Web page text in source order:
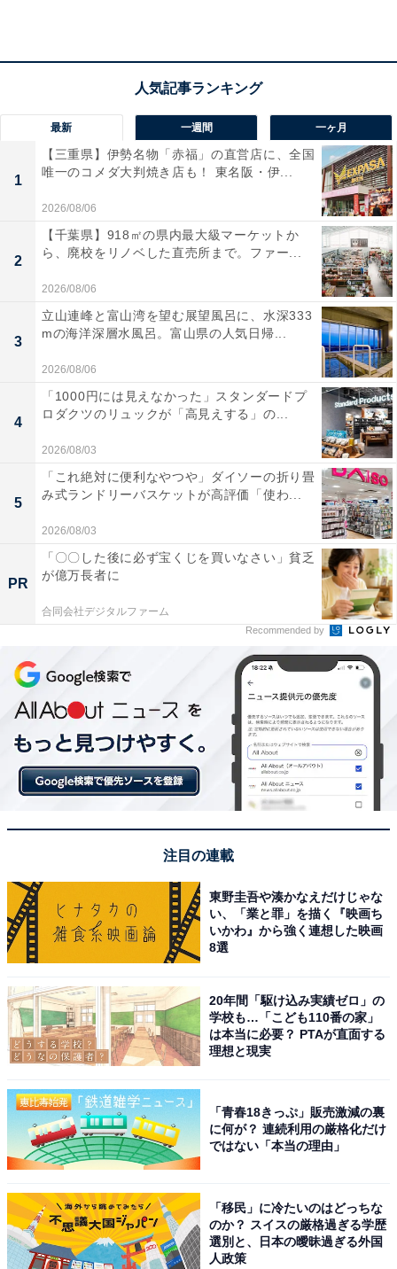
「青森市最大級の歓楽街で、居酒屋や郷土料理店が
たくさんあるので食べ歩きに良さそう」(50代女性
／広島県)
「昭和レトロな飲み屋街でおいしいお酒と海産物を
1位：八戸屋台村みろく横丁（八戸市）／88票
1位は八戸市の「八戸屋台村みろく横丁」が選ばれまし
た。八戸駅から中心街へとつながる小路に、個性豊かな
屋台がずらりと並びます。三陸の海の幸やせんべい汁な
ど、八戸ならではの味を隣り合った人同士で楽しむ屋台
文化が魅力。観光客からも高い支持を得る、青森を代表
する人気スポットです。
「飲み歩きが好きなので、みろく横丁はぜひとも行
きたいです」(30代女性／兵庫県)
「20軒以上の屋台が並びB級グルメを味わうことが
できるから」(40代女性／兵庫県)
「屋台形式で様々なお店が集まっているという点に
惹かれました。地元の人と交流しながら食事ができ
る雰囲気があり、観光としても楽しそうだと感じて
っているため、短時間でも色々なお店を回れるのが
魅力的だと思いました」(30代男性／東京都)
最新 一週間 一ヶ月
1
【三重県】伊勢名物「赤福」の直営店に、全国
唯一のコメダ大判焼き店も！ 東名阪・伊...
2026/08/06
2
【千葉県】918㎡の県内最大級マーケットか
ら、廃校をリノベした直売所まで。ファー...
2026/08/06
3
立山連峰と富山湾を望む展望風呂に、水深333
mの海洋深層水風呂。富山県の人気日帰...
2026/08/06
4
「1000円には見えなかった」スタンダードプ
ロダクツのリュックが「高見えする」の...
2026/08/03
5
「これ絶対に便利なやつや」ダイソーの折り畳
み式ランドリーバスケットが高評価「使わ...
2026/08/03
PR
「〇〇した後に必ず宝くじを買いなさい」貧乏
が億万長者に
合同会社デジタルファーム
Recommended by
注目の連載
東野圭吾や湊かなえだけじゃな
い、「業と罪」を描く『映画ち
いかわ』から強く連想した映画
8選
20年間「駆け込み実績ゼロ」の
学校も…「こども110番の家」
は本当に必要？ PTAが直面する
理想と現実
「青春18きっぷ」販売激減の裏
に何が？ 連続利用の厳格化だけ
ではない「本当の理由」
「移民」に冷たいのはどっちな
のか？ スイスの厳格過ぎる学歴
選別と、日本の曖昧過ぎる外国
人政策